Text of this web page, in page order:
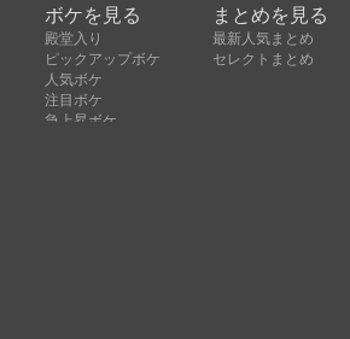
ボケを見る
殿堂入り
ピックアップボケ
人気ボケ
注目ボケ
急上昇ボケ
まとめを見る
最新人気まとめ
セレクトまとめ